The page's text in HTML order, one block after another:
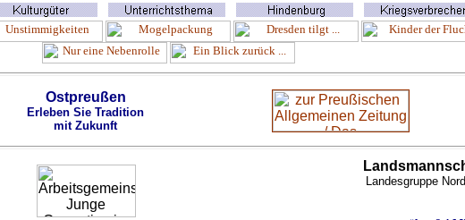
Ostpreußen
Erleben Sie Tradition
mit Zukunft
Landesgruppe